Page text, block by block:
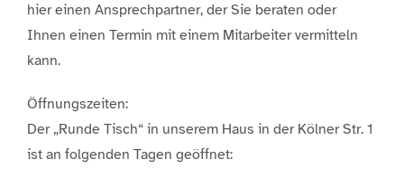
hier einen Ansprechpartner, der Sie beraten oder
Ihnen einen Termin mit einem Mitarbeiter vermitteln
kann.
Öffnungszeiten:
Der „Runde Tisch“ in unserem Haus in der Kölner Str. 1
ist an folgenden Tagen geöffnet: